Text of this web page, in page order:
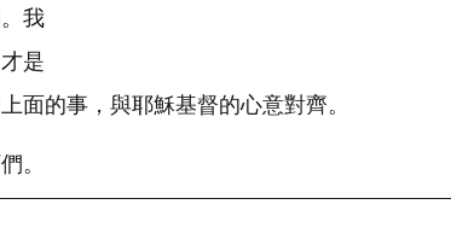
我
是
面的事，與耶穌基督的心意對齊。
。